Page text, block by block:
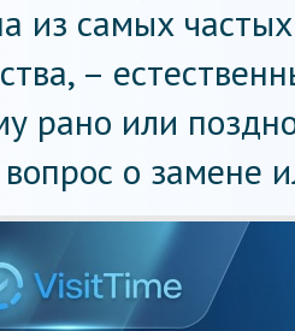
из самых
–
рано или
вопрос о замене